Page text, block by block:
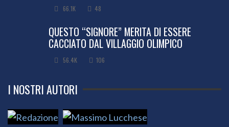
66.1K 48
QUESTO “SIGNORE” MERITA DI ESSERE
CACCIATO DAL VILLAGGIO OLIMPICO
56.4K 106
I NOSTRI AUTORI